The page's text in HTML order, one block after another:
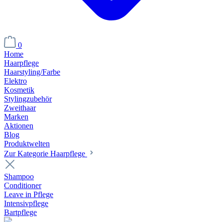
0
Home
Haarpflege
Haarstyling/Farbe
Elektro
Kosmetik
Stylingzubehör
Zweithaar
Marken
Aktionen
Blog
Produktwelten
Zur Kategorie Haarpflege
Shampoo
Conditioner
Leave in Pflege
Intensivpflege
Bartpflege